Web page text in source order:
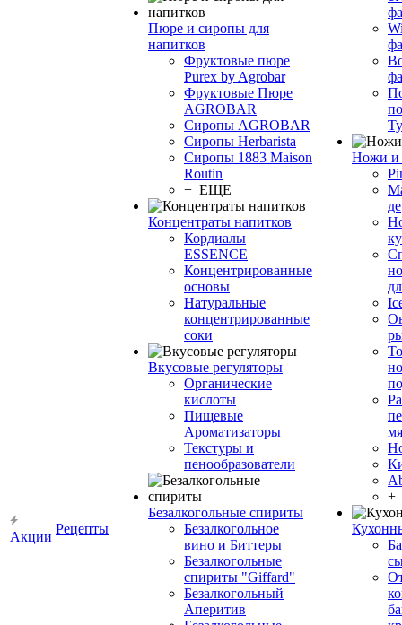
Акции
Рецепты
Пюре и сиропы для
напитков
Фруктовые пюре
Purex by Agrobar
Фруктовые Пюре
AGROBAR
Сиропы AGROBAR
Сиропы Herbarista
Сиропы 1883 Maison
Routin
+ ЕЩЕ
Концентраты напитков
Кордиалы
ESSENCE
Концентрированные
основы
Натуральные
концентрированные
соки
Вкусовые регуляторы
Органические
кислоты
Пищевые
Ароматизаторы
Текстуры и
пенообразователи
Безалкогольные спириты
Безалкогольное
вино и Биттеры
Безалкогольные
спириты "Giffard"
Безалкогольный
Аперитив
Ножи и
+